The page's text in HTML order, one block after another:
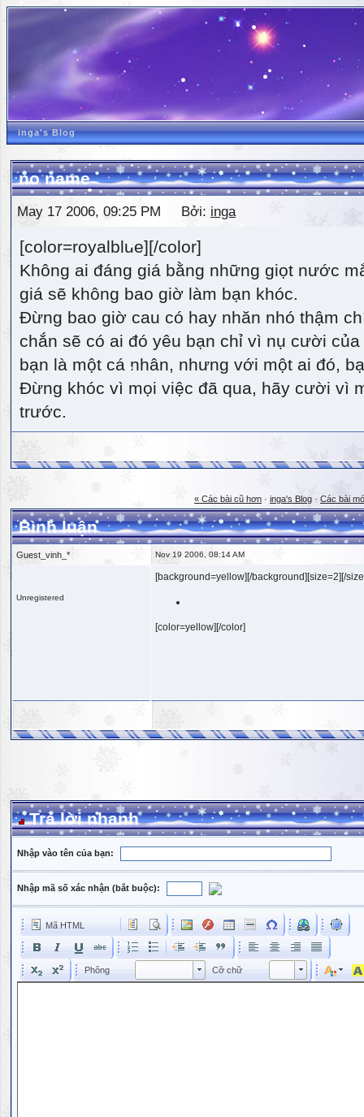
inga's Blog
no name
May 17 2006, 09:25 PM Bởi: inga
[color=royalblue][/color]
Không ai đáng giá bằng những giọt nước
giá sẽ không bao giờ làm bạn khóc.
Đừng bao giờ cau có hay nhăn nhó thậm
chắn sẽ có ai đó yêu bạn chỉ vì nụ cười
bạn là một cá nhân, nhưng với một ai đó,
Đừng khóc vì mọi việc đã qua, hãy cười vì
trước.
« Các bài cũ hơn · inga's Blog · Các bài
Bình luận
Guest_vinh_* Nov 19 2006, 08:14 AM
Unregistered
[background=yellow][/background][size=2][/
[color=yellow][/color]
Trả lời nhanh
Nhập vào tên của bạn:
Nhập mã số xác nhận (bắt buộc):
Mã HTML
Phông Phông Cỡ chữ Kích cỡ phông